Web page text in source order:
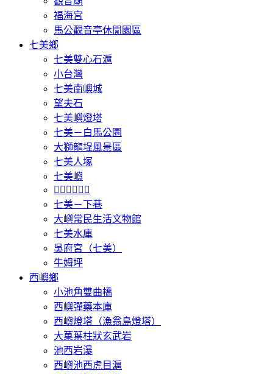
福海宮
馬公觀音亭休閒園區
七美鄉
七美雙心石滬
小台灣
七美南嶼城
望夫石
七美嶼燈塔
七美－白馬公園
大獅龍埕風景區
七美人塚
七美嶼
𩵺鯉灣遊憩區
七美－下巷
大嶼常民生活文物館
七美水庫
吳府宮（七美）
牛姆坪
西嶼鄉
小池角雙曲橋
西嶼彈藥本庫
西嶼燈塔（漁翁島燈塔）
大菓葉柱狀玄武岩
池西岩瀑
西嶼池西虎目滬